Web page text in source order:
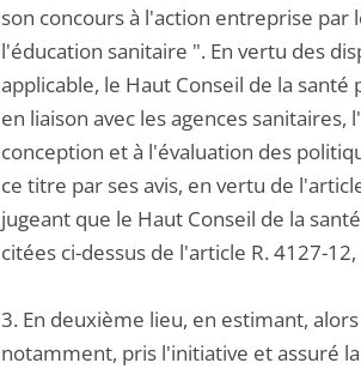
son concours à l'action entreprise
l'éducation sanitaire ". En vertu des
applicable, le Haut Conseil de la
en liaison avec les agences
conception et à l'évaluation des
ce titre par ses avis, en vertu de
jugeant que le Haut Conseil de la
citées ci-dessus de l'article R. 4127-
3. En deuxième lieu, en estimant,
notamment, pris l'initiative et assuré